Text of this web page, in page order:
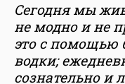
Сегодня мы
не модно и не
это с помощью
водки;
сознательно и